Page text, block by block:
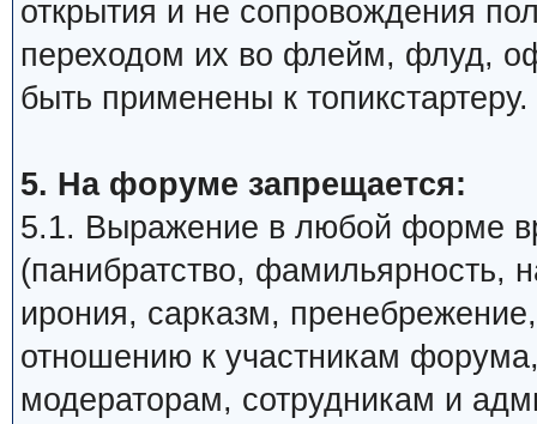
открытия и не сопровождения
переходом их во флейм, флуд,
быть применены к топикстартеру.
5. На форуме запрещается:
5.1. Выражение в любой форме
(панибратство, фамильярность,
ирония, сарказм,
отношению к участникам
модераторам, сотрудникам и